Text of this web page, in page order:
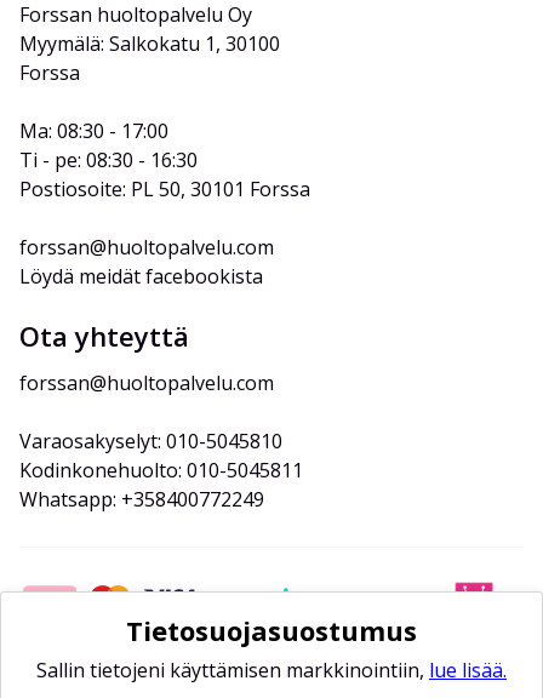
Forssan huoltopalvelu Oy
Myymälä: Salkokatu 1, 30100
Forssa
Ma: 08:30 - 17:00
Ti - pe: 08:30 - 16:30
Postiosoite: PL 50, 30101 Forssa
forssan@huoltopalvelu.com
Löydä meidät facebookista
Ota yhteyttä
forssan@huoltopalvelu.com
Varaosakyselyt: 010-5045810
Kodinkonehuolto: 010-5045811
Whatsapp: +358400772249
Tietosuojasuostumus
Sallin tietojeni käyttämisen markkinointiin, lue lisää.